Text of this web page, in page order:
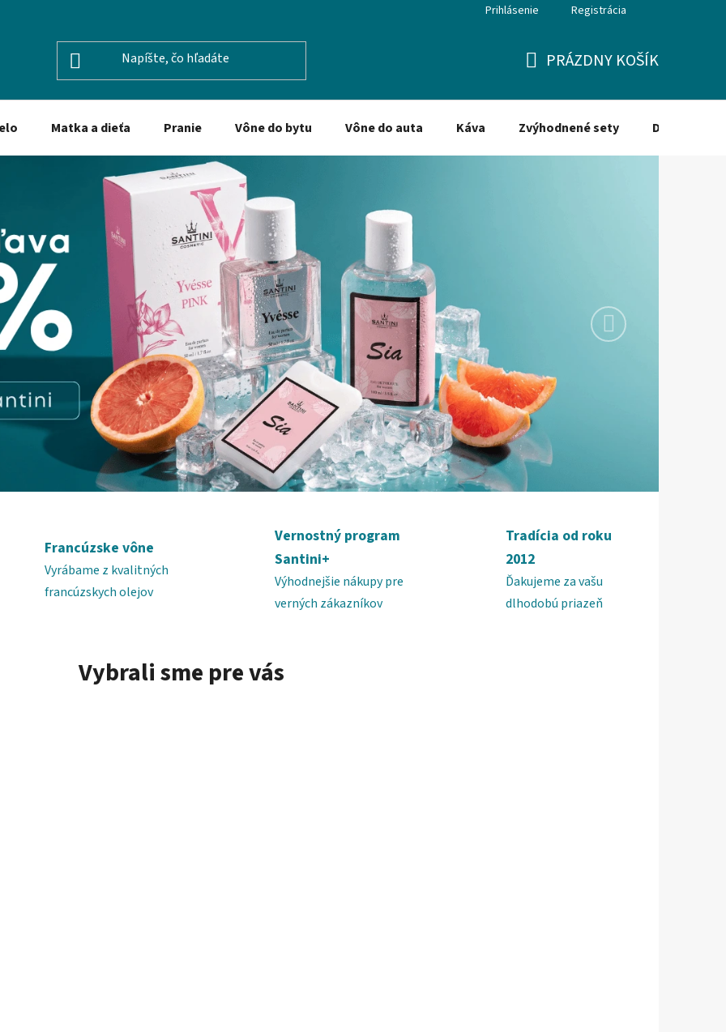
Prihlásenie Registrácia
KOŠÍK
PRÁZDNY KOŠÍK
Matka a dieťa Pranie Vône do bytu Vône do auta Káva Zvýhodnené sety Dezinfekcia
Nasledujúce
Francúzske vône
Vyrábame z kvalitných
francúzskych olejov
Vernostný program
Santini+
Výhodnejšie nákupy pre
verných zákazníkov
Tradícia od roku
2012
Ďakujeme za vašu
dlhodobú priazeň
Vybrali sme pre vás